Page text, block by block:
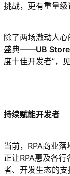
挑战，更有重量级
除了两场激动人
盛典——UB
度十佳开发者”，
持续赋能开发者
当前，RPA商业
正让RPA惠及各
者、开发生态的支